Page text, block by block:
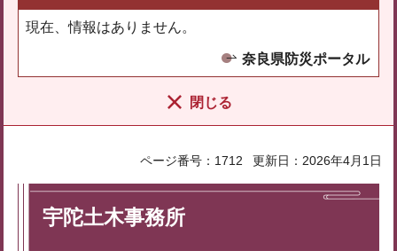
現在、情報はありません。
奈良県防災ポータル
閉じる
ページ番号：1712 更新日：2026年4月1日
宇陀土木事務所